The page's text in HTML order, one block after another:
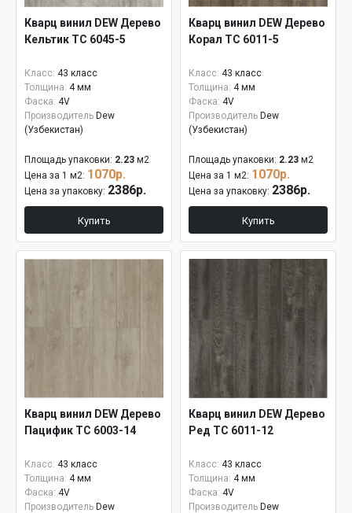
Кварц винил DEW Дерево
Кельтик ТС 6045-5
Класс: 43 класс
Толщина: 4 мм
Фаска: 4V
Производитель Dew
(Узбекистан)
Площадь упаковки: 2.23 м2
Цена за 1 м2: 1070р.
Цена за упаковку: 2386р.
Купить
Кварц винил DEW Дерево
Корал ТС 6011-5
Класс: 43 класс
Толщина: 4 мм
Фаска: 4V
Производитель Dew
(Узбекистан)
Площадь упаковки: 2.23 м2
Цена за 1 м2: 1070р.
Цена за упаковку: 2386р.
Купить
Кварц винил DEW Дерево
Пацифик ТС 6003-14
Класс: 43 класс
Толщина: 4 мм
Фаска: 4V
Производитель Dew
Кварц винил DEW Дерево
Ред ТС 6011-12
Класс: 43 класс
Толщина: 4 мм
Фаска: 4V
Производитель Dew